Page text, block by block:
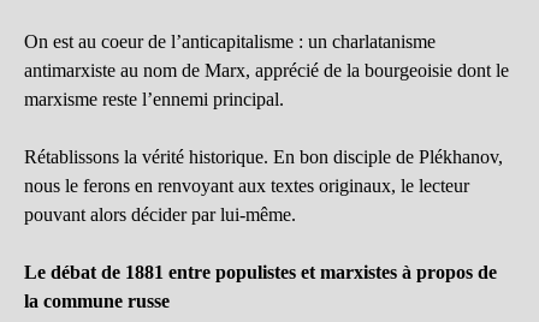
On est au coeur de l’anticapitalisme : un charlatanisme
antimarxiste au nom de Marx, apprécié de la bourgeoisie dont le
marxisme reste l’ennemi principal.
Rétablissons la vérité historique. En bon disciple de Plékhanov,
nous le ferons en renvoyant aux textes originaux, le lecteur
pouvant alors décider par lui-même.
Le débat de 1881 entre populistes et marxistes à propos de
la commune russe